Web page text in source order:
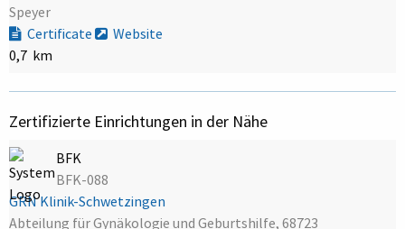
Speyer
Certificate
Website
0,7 km
Zertifizierte Einrichtungen in der Nähe
BFK
BFK-088
GRN Klinik-Schwetzingen
Abteilung für Gynäkologie und Geburtshilfe, 68723